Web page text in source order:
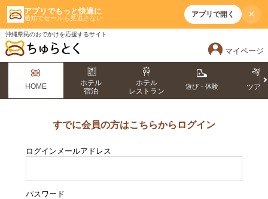
アプリでもっと快適に
通知でセールも見逃さない アプリで開く ×
沖縄県民のおでかけを応援するサイト
マイページ
HOME
ホテル
宿泊
ホテル
レストラン
遊び・体験 ツアー
すでに会員の方はこちらからログイン
ログインメールアドレス
パスワード